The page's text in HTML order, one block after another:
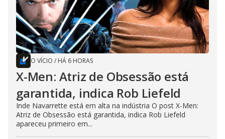
O VÍCIO / HÁ 6 HORAS
X-Men: Atriz de Obsessão está
garantida, indica Rob Liefeld
Inde Navarrette está em alta na indústria O post X-Men:
Atriz de Obsessão está garantida, indica Rob Liefeld
apareceu primeiro em...